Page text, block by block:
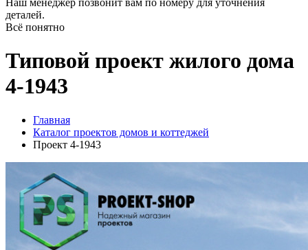
Наш менеджер позвонит вам по номеру для уточнения
деталей.
Всё понятно
Типовой проект жилого дома
4-1943
Главная
Каталог проектов домов и коттеджей
Проект 4-1943